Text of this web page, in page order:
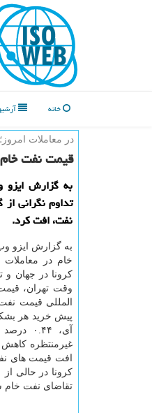
خانه
در معاملات امروز؛
قیمت نفت خام
به گزارش ایزو
تداوم نگرانی
نفت، افت کرد.
به گزارش ایزو
خام در معاملات
وقت تهران،
پیش خرید هر
افت قیمت های
تقاضای نفت خام